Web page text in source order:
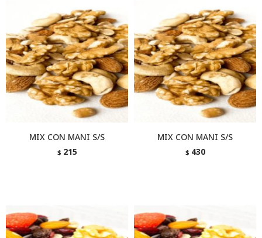
MIX CON MANI S/S
$ 215
MIX CON MANI S/S
$ 430